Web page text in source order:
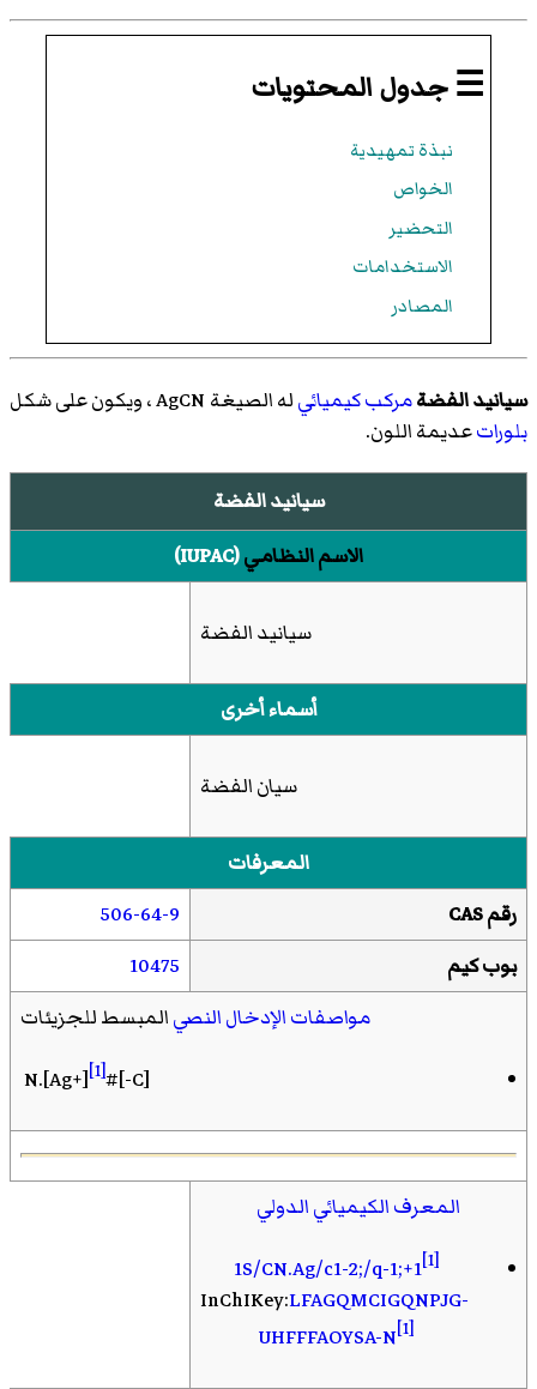
☰ جدول المحتويات
نبذة تمهيدية
الخواص
التحضير
الاستخدامات
المصادر
سيانيد الفضةمركب كيميائيله الصيغة AgCN ، ويكون على شكل
بلوراتعديمة اللون.
سيانيد الفضة
الاسم النظامي(IUPAC)
سيانيد الفضة
أسماء أخرى
سيان الفضة
المعرفات
رقم CAS
506-64-9
بوب كيم
10475
مواصفات الإدخال النصيالمبسط للجزيئات
[C-]#N.[Ag+]
[1]
المعرف الكيميائي الدولي
1S/CN.Ag/c1-2;/q-1;+1[1]
InChIKey:LFAGQMCIGQNPJG-
UHFFFAOYSA-N[1]